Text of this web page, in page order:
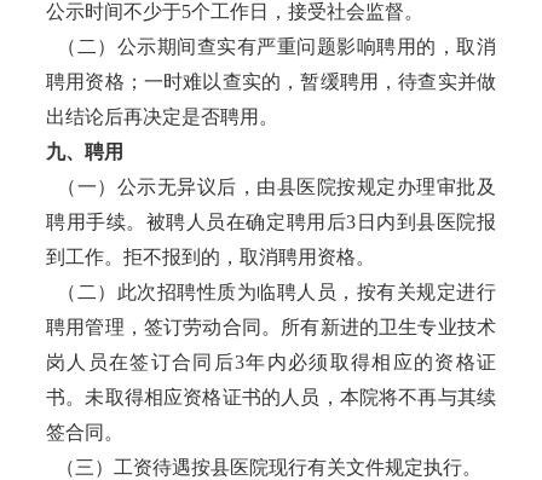
公示时间不少于5个工作日，接受社会监督。
（二）公示期间查实有严重问题影响聘用的，取消
聘用资格；一时难以查实的，暂缓聘用，待查实并做
出结论后再决定是否聘用。
九、聘用
（一）公示无异议后，由县医院按规定办理审批及
聘用手续。被聘人员在确定聘用后3日内到县医院报
到工作。拒不报到的，取消聘用资格。
（二）此次招聘性质为临聘人员，按有关规定进行
聘用管理，签订劳动合同。所有新进的卫生专业技术
岗人员在签订合同后3年内必须取得相应的资格证
书。未取得相应资格证书的人员，本院将不再与其续
签合同。
（三）工资待遇按县医院现行有关文件规定执行。